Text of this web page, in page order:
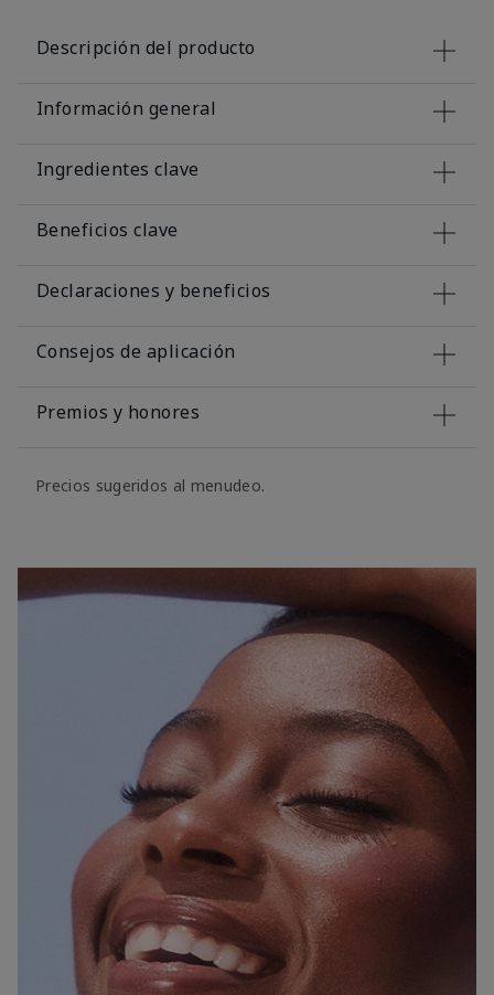
Descripción del producto
Información general
Ingredientes clave
Beneficios clave
Declaraciones y beneficios
Consejos de aplicación
Premios y honores
Precios sugeridos al menudeo.